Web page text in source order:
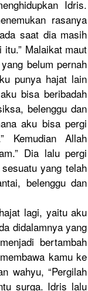
an Idris.
rasanya
saat dia masih
Malaikat maut
belum pernah
punya hajat lain
bisa beribadah
belenggu dan
aku bisa pergi
Kemudian Allah
Dia lalu pergi
yang telah
belenggu dan
lagi, yaitu aku
didalamnyayang
bertambah
kamu ke
wahyu, “Pergilah
surga. Idris lalu